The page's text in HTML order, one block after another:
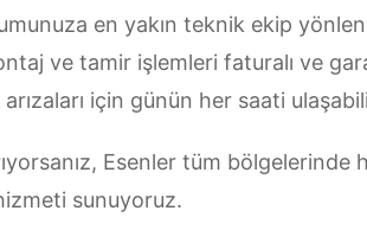
en yakın teknik ekip
ve tamir işlemleri faturalı ve
için günün her saati
Esenler tüm bölgelerinde
sunuyoruz.